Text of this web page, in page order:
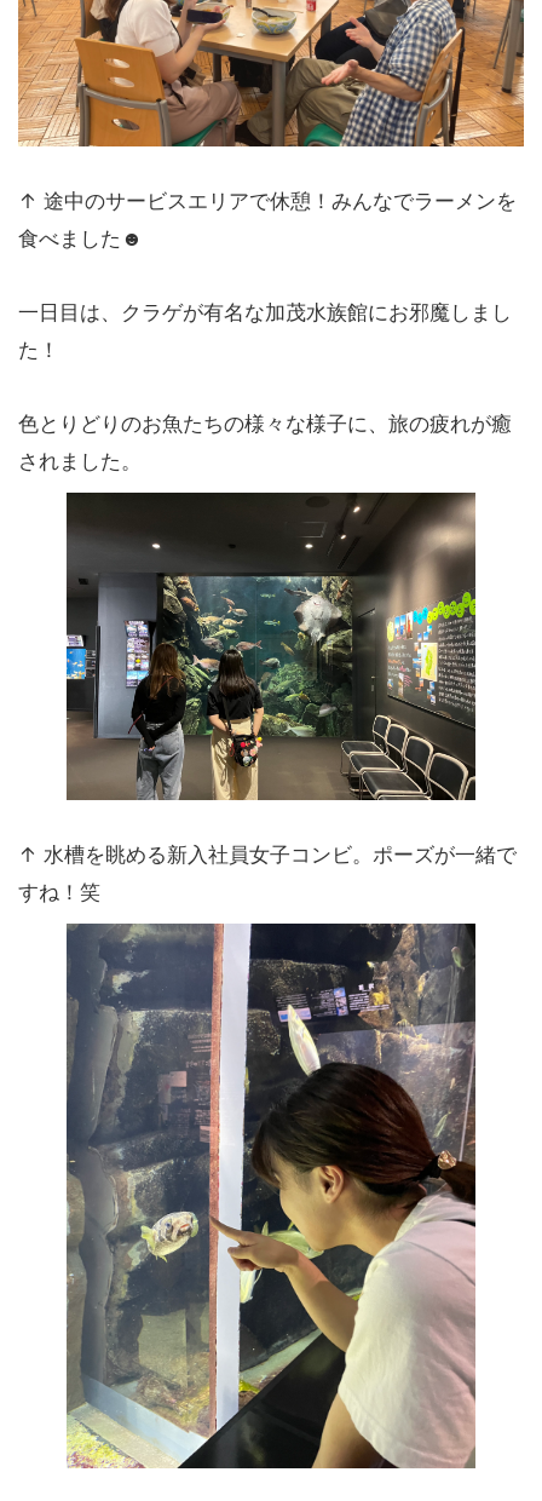
↑ 途中のサービスエリアで休憩！みんなでラーメンを
食べました☻
一日目は、クラゲが有名な加茂水族館にお邪魔しまし
た！
色とりどりのお魚たちの様々な様子に、旅の疲れが癒
されました。
↑ 水槽を眺める新入社員女子コンビ。ポーズが一緒で
すね！笑